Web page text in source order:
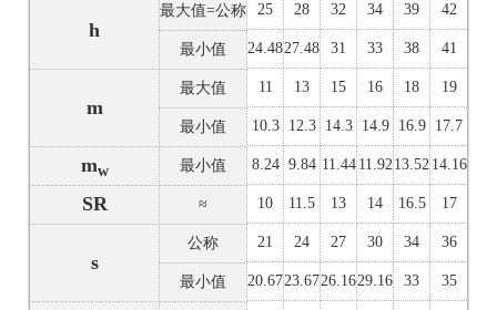
h
最大值=公称
最小值
m
最大值
最小值
mw 最小值
SR ≈
s
公称
最小值
25 28 32 34 39 42
24.4827.48 31 33 38 41
11 13 15 16 18 19
10.3 12.3 14.3 14.9 16.9 17.7
8.24 9.84 11.44 11.9213.52 14.16
10 11.5 13 14 16.5 17
21 24 27 30 34 36
20.6723.6726.1629.16 33 35